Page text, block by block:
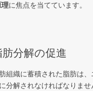
理に焦点を当てています。
肪分解の促進
組織に蓄積された脂肪は
分解されなければなりま